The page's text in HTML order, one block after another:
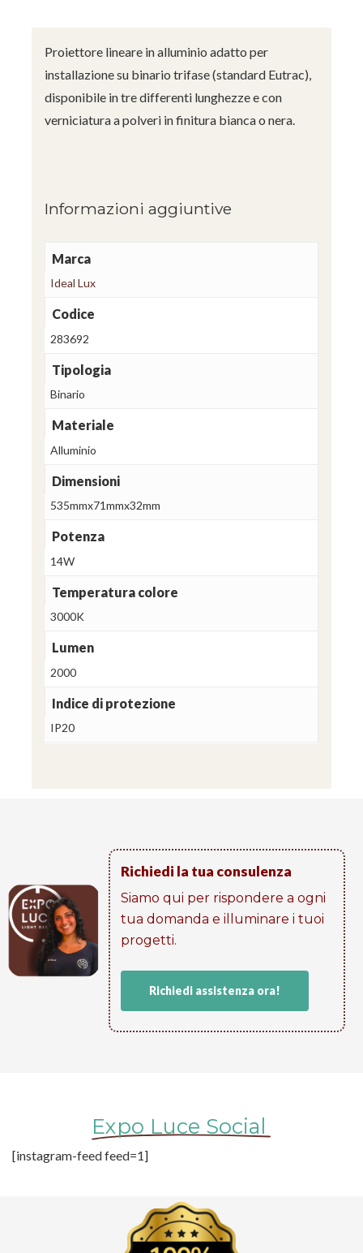
Proiettore lineare in alluminio adatto per
installazione su binario trifase (standard Eutrac),
disponibile in tre differenti lunghezze e con
verniciatura a polveri in finitura bianca o nera.
Informazioni aggiuntive
Marca
Ideal Lux
Codice
283692
Tipologia
Binario
Materiale
Alluminio
Dimensioni
535mmx71mmx32mm
Potenza
14W
Temperatura colore
3000K
Lumen
2000
Indice di protezione
IP20
Richiedi la tua consulenza
Siamo qui per rispondere a ogni
tua domanda e illuminare i tuoi
progetti​.
Richiedi assistenza ora!
Expo Luce Social
[instagram-feed feed=1]